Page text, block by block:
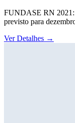
FUNDASE RN 2021:
previsto para
Ver Detalhes →